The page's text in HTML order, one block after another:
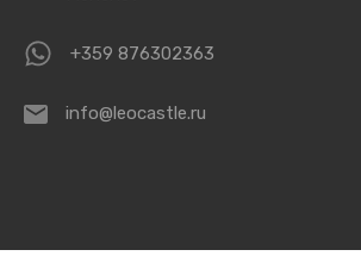
+359 876302363
info@leocastle.ru